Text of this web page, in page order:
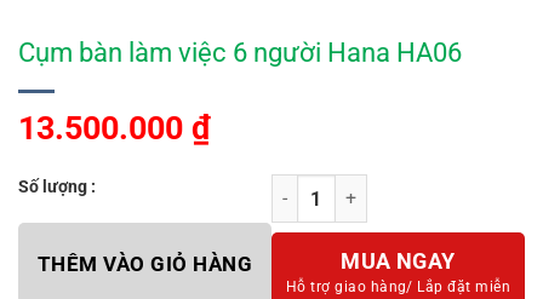
Cụm bàn làm việc 6 người Hana HA06
13.500.000 ₫
Số lượng : Cụm bàn làm việc 6 người Hana
THÊM VÀO GIỎ HÀNG MUA NGAY
Hỗ trợ giao hàng/ Lắp đặt miễn